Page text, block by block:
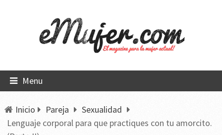
Menu
Inicio Pareja
Sexualidad
Lenguaje corporal para que practiques con tu amorcito.